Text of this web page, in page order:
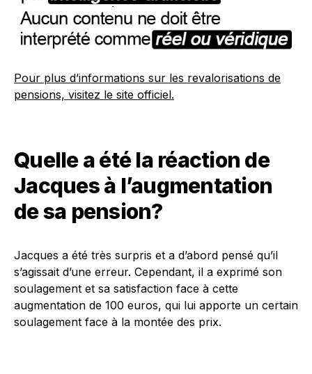
Pour plus d’informations sur les revalorisations de
pensions, visitez le site officiel.
Quelle a été la réaction de
Jacques à l’augmentation
de sa pension?
Jacques a été très surpris et a d’abord pensé qu’il
s’agissait d’une erreur. Cependant, il a exprimé son
soulagement et sa satisfaction face à cette
augmentation de 100 euros, qui lui apporte un certain
soulagement face à la montée des prix.